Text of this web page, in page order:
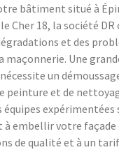
bâtiment situé à
Cher 18, la société
et des
maçonnerie. Une
un
peinture et de
équipes
à embellir votre
de qualité et à un